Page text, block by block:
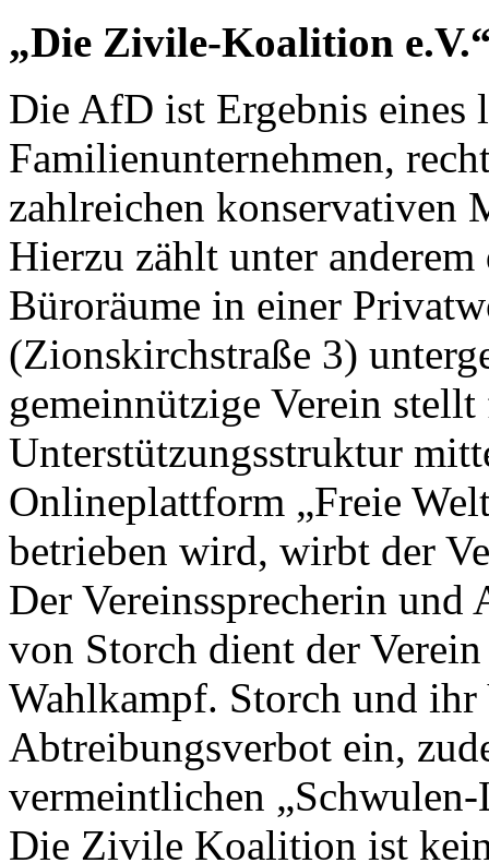
„Die Zivile-Koalition
Die AfD ist Ergebnis eines
Familienunternehmen,
zahlreichen konservativen
Hierzu zählt unter
Büroräume in einer
(Zionskirchstraße 3)
gemeinnützige Verein
Unterstützungsstruktur
Onlineplattform „Freie
betrieben wird, wirbt der
Der Vereinssprecherin
von Storch dient der
Wahlkampf. Storch und
Abtreibungsverbot ein,
vermeintlichen
Die Zivile Koalition ist